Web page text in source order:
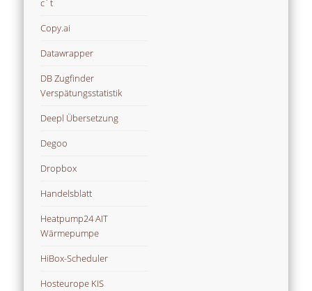
c´t
Copy.ai
Datawrapper
DB Zugfinder
Verspätungsstatistik
Deepl Übersetzung
Degoo
Dropbox
Handelsblatt
Heatpump24 AIT
Wärmepumpe
HiBox-Scheduler
Hosteurope KIS